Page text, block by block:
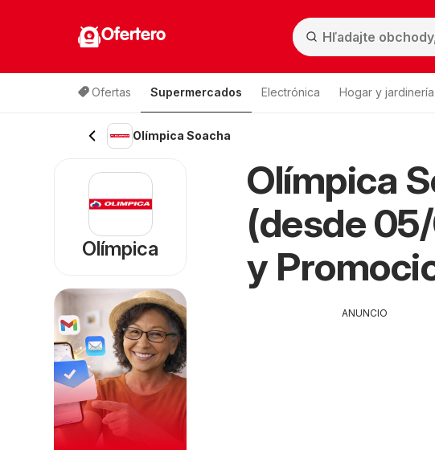
Ofertero
Ofertas Supermercados Electrónica Hogar y jardinería
Olímpica Soacha
Olímpica
(desde
y
ANUNCIO
Olímpica